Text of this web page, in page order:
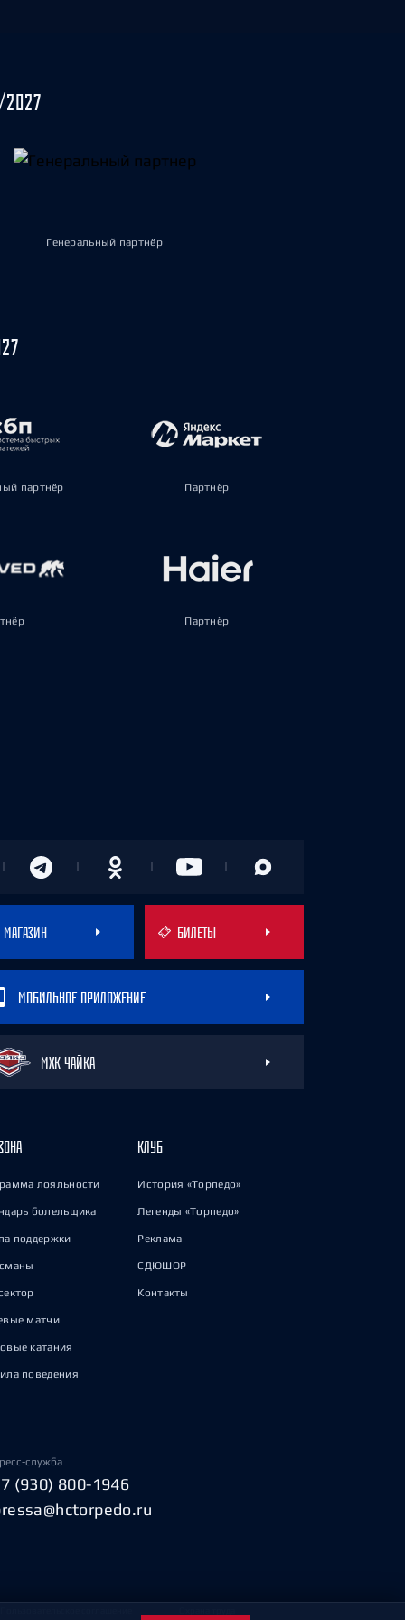
Генеральный партнёр
партнёр Партнёр
Партнёр
МАГАЗИН БИЛЕТЫ
МОБИЛЬНОЕ ПРИЛОЖЕНИЕ
МХК ЧАЙКА
лояльности
болельщика
поддержки
матчи
катания
поведения
КЛУБ
История «Торпедо»
Легенды «Торпедо»
Реклама
СДЮШОР
Контакты
служба
(930) 800-1946